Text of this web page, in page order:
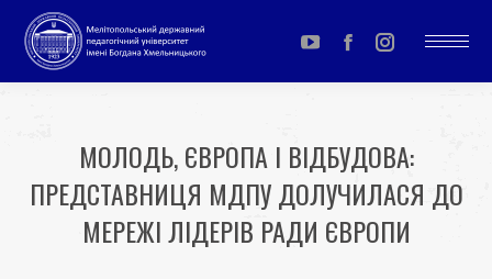
YouTube
page
in
new
window
Facebook
page
in
new
window
Instagram
page
in
new
window
МОЛОДЬ, ЄВРОПА І ВІДБУДОВА:
ПРЕДСТАВНИЦЯ МДПУ ДОЛУЧИЛАСЯ ДО
МЕРЕЖІ ЛІДЕРІВ РАДИ ЄВРОПИ